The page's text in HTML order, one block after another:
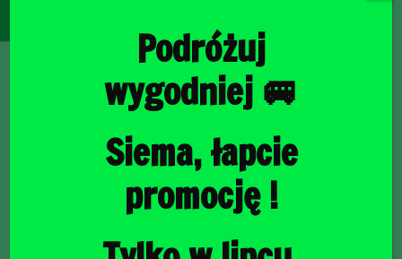
Podróżuj
wygodniej 🚐
Siema, łapcie
promocję !